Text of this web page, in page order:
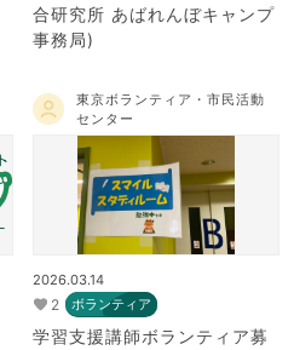
合研究所 あばれんぼキャンプ
事務局)
東京ボランティア・市民活動
センター
2026.03.14
2 ボランティア
学習支援講師ボランティア募